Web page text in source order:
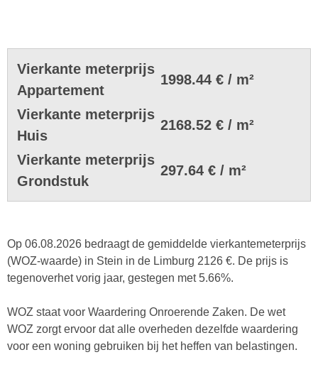
Vierkante meterprijs
Appartement
1998.44 € / m²
Vierkante meterprijs
Huis
2168.52 € / m²
Vierkante meterprijs
Grondstuk
297.64 € / m²
Op 06.08.2026 bedraagt de gemiddelde vierkantemeterprijs
(WOZ-waarde) in Stein in de Limburg 2126 €. De prijs is
tegenoverhet vorig jaar, gestegen met 5.66%.
WOZ staat voor Waardering Onroerende Zaken. De wet
WOZ zorgt ervoor dat alle overheden dezelfde waardering
voor een woning gebruiken bij het heffen van belastingen.